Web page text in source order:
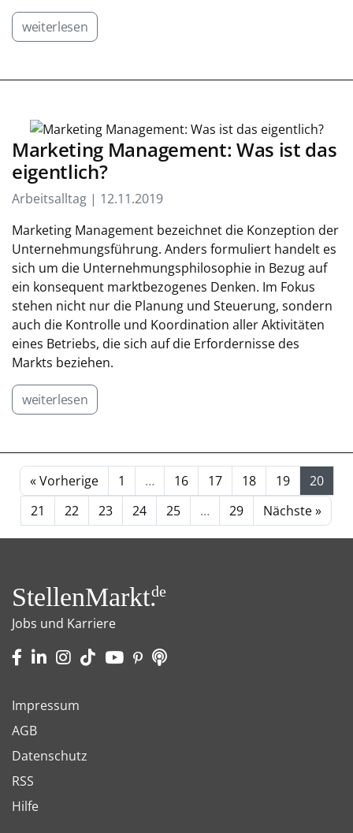
weiterlesen
Marketing Management: Was ist das
eigentlich?
Arbeitsalltag | 12.11.2019
Marketing Management bezeichnet die Konzeption der
Unternehmungsführung. Anders formuliert handelt es
sich um die Unternehmungsphilosophie in Bezug auf
ein konsequent marktbezogenes Denken. Im Fokus
stehen nicht nur die Planung und Steuerung, sondern
auch die Kontrolle und Koordination aller Aktivitäten
eines Betriebs, die sich auf die Erfordernisse des
Markts beziehen.
weiterlesen
« Vorherige 1 … 16 17 18 19
20
21
22 23 24 25 … 29 Nächste »
StellenMarkt.de
Jobs und Karriere
Impressum
AGB
Datenschutz
RSS
Hilfe